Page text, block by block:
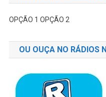
OPÇÃO 1 OPÇÃO 2
OU OUÇA NO RÁDIOS